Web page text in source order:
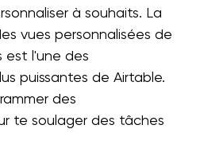
à souhaits. La
vues personnalisées de
est l'une des
puissantes de Airtable.
des
te soulager des tâches